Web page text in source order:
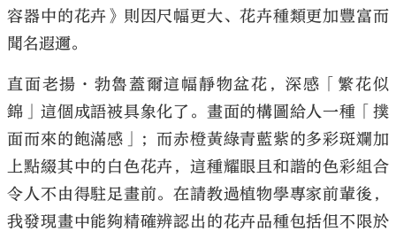
容器中的花卉》則因尺幅更大、花卉種類更加豐富而
聞名遐邇。
直面老揚·勃魯蓋爾這幅靜物盆花，深感「繁花似
錦」這個成語被具象化了。畫面的構圖給人一種「撲
面而來的飽滿感」；而赤橙黃綠青藍紫的多彩斑斕加
上點綴其中的白色花卉，這種耀眼且和諧的色彩組合
令人不由得駐足畫前。在請教過植物學專家前輩後，
我發現畫中能夠精確辨認出的花卉品種包括但不限於